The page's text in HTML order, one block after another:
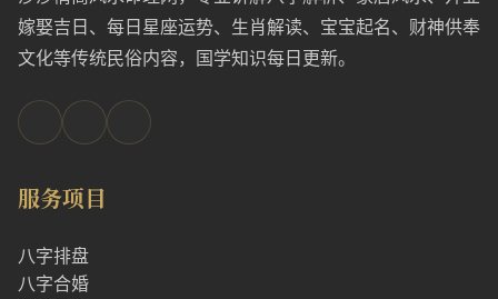
嫁娶吉日、每日星座运势、生肖解读、宝宝起名、财神供奉
文化等传统民俗内容，国学知识每日更新。
服务项目
八字排盘
八字合婚